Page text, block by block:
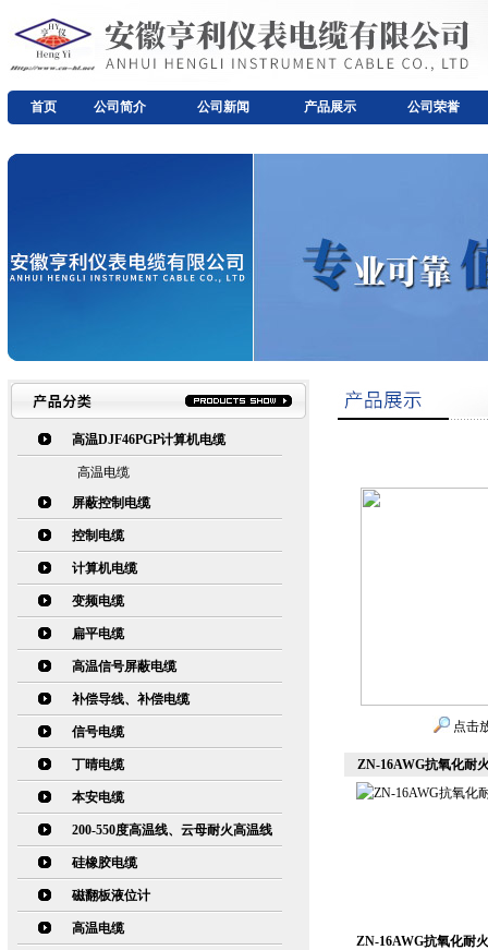
首页 公司简介 公司新闻 产品展示 公司荣誉
高温DJF46PGP计算机电缆
高温电缆
屏蔽控制电缆
控制电缆
计算机电缆
变频电缆
扁平电缆
高温信号屏蔽电缆
补偿导线、补偿电缆
信号电缆
丁晴电缆
本安电缆
200-550度高温线、云母耐火高温线
硅橡胶电缆
磁翻板液位计
高温电缆
点击
ZN-16AWG抗氧化耐
ZN-16AWG抗氧化耐